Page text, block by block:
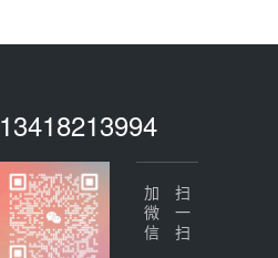
13418213994
扫一扫
加微信